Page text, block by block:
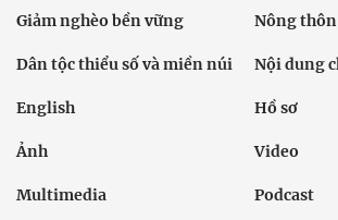
Giảm nghèo bền vững Nông
Dân tộc thiểu số và miền núi Nội dung
English Hồ sơ
Ảnh Video
Multimedia Podcast